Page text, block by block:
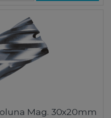
Mag. 30x20mm